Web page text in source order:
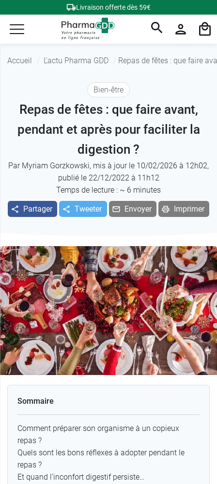
Livraison offerte dès 59€
Accueil L'actu Pharma GDD Repas de fêtes : que faire
Bien-être
Repas de fêtes : que faire avant,
pendant et après pour faciliter la
digestion ?
Par Myriam Gorzkowski, mis à jour le 10/02/2026 à 12h02,
publié le 22/12/2022 à 11h12
Temps de lecture : ~ 6 minutes
Partager Tweeter Envoyer Imprimer
Sommaire
Comment préparer son organisme à un copieux
repas ?
Quels sont les bons réflexes à adopter pendant le
repas ?
Et quand l’inconfort digestif persiste…